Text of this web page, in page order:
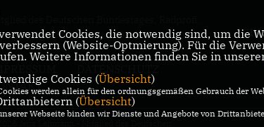
des Deutschen Bundestages, Radprofi,
Weltmeister, Deutscher Meister
Cookies, die notwendig sind, um
(Website-Optmierung). Für die
Weitere Informationen finden Sie in
Cookies (Übersicht)
werden allein für den ordnungsgemäßen Gebrauch der
(Übersicht)
Webseite binden wir Dienste und Angebote von